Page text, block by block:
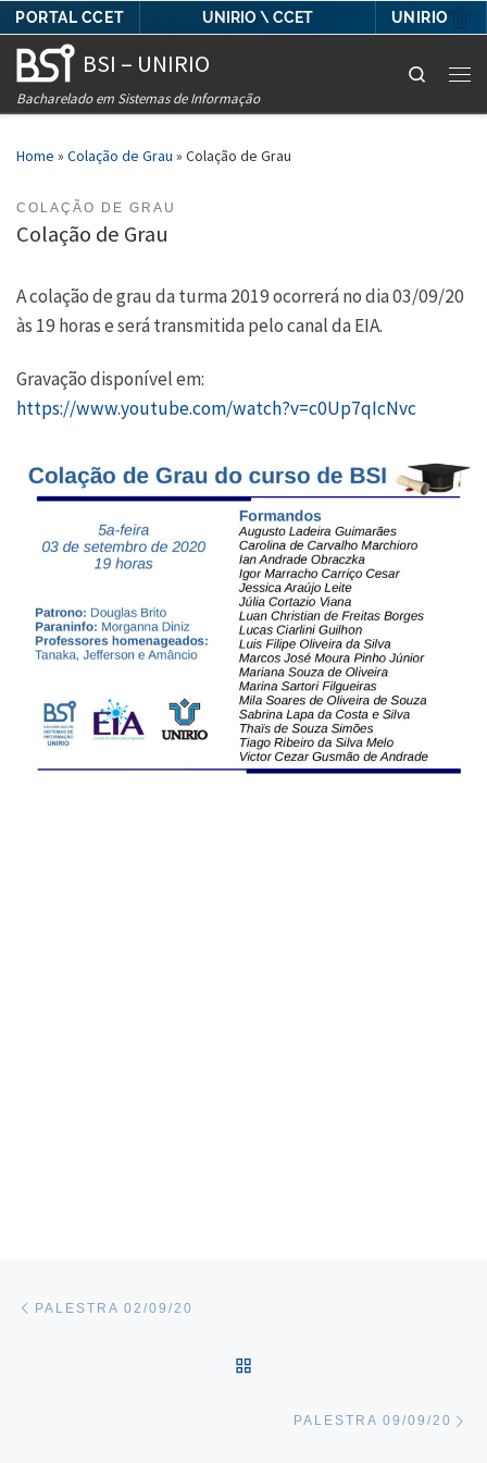
PORTAL CCET UNIRIO \ CCET UNIRIO
Skip to content
BSI – UNIRIO
Bacharelado em Sistemas de Informação
Search
Home » Colação de Grau » Colação de Grau
COLAÇÃO DE GRAU
Colação de Grau
A colação de grau da turma 2019 ocorrerá no dia 03/09/20
às 19 horas e será transmitida pelo canal da EIA.
Gravação disponível em:
https://www.youtube.com/watch?v=c0Up7qIcNvc
PALESTRA 02/09/20
PALESTRA 09/09/20